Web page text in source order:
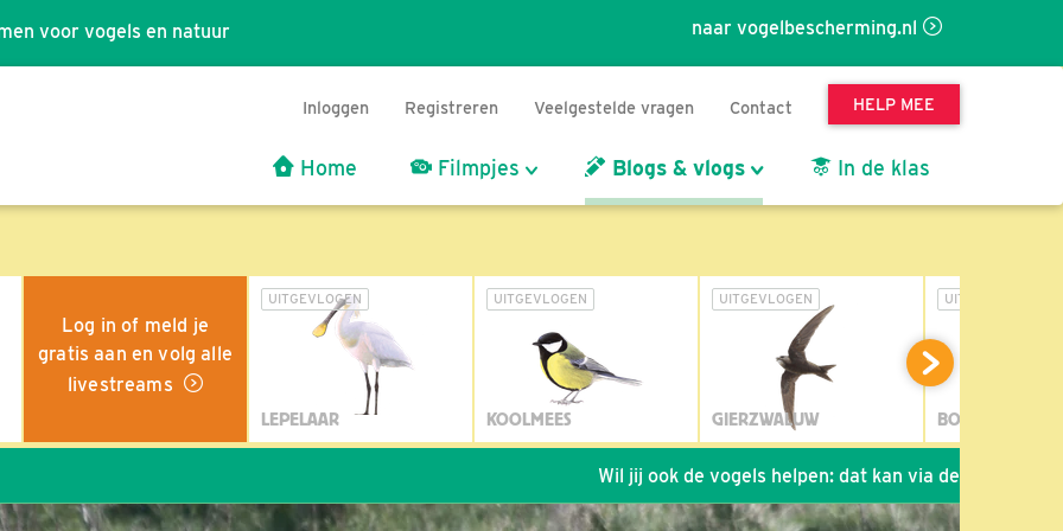
naar vogelbescherming.nl
voor vogels en natuur
Inloggen Registreren Veelgestelde vragen Contact HELP MEE
Home Filmpjes Blogs & vlogs In de klas
Log in of meld je
gratis aan en volg alle
livestreams
UITGEVLOGEN
LEPELAAR
UITGEVLOGEN
KOOLMEES
UITGEVLOGEN
GIERZWALUW
UITGEVLOGEN
BOSUIL
Wil jij ook de vogels helpen: dat kan via de link! *Seizoen